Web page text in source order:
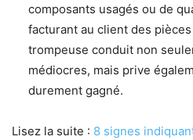
composants usagés ou de
facturant au client des
trompeuse conduit non
médiocres, mais prive
durement gagné.
Lisez la suite : 8 signes